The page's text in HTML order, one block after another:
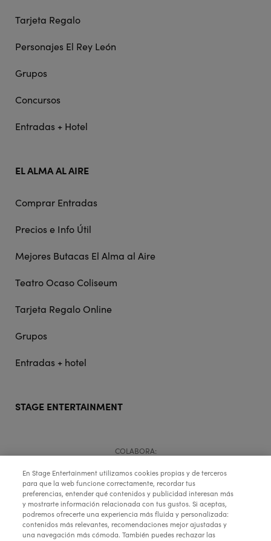
Tarjeta Regalo
Personajes El Rey León
Grupos
Concursos
Entradas + Hotel
EL ALMA AL AIRE
Comprar Entradas
Precios e Info Útil
Mejores Butacas El Alma al Aire
Teatro Ocaso Coliseum
Tarjeta Regalo Online
Grupos
Entradas + hotel
STAGE ENTERTAINMENT
COLABORA:
En Stage Entertainment utilizamos cookies propias y de terceros
para que la web funcione correctamente, recordar tus
preferencias, entender qué contenidos y publicidad interesan más
y mostrarte información relacionada con tus gustos. Si aceptas,
podremos ofrecerte una experiencia más fluida y personalizada:
contenidos más relevantes, recomendaciones mejor ajustadas y
una navegación más cómoda. También puedes rechazar las